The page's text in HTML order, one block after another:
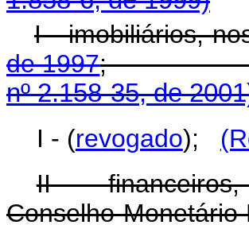
I - imobiliários,
de 1997
nº 2.158-35, de
I - (revogado);
II - financeiros,
Conselho